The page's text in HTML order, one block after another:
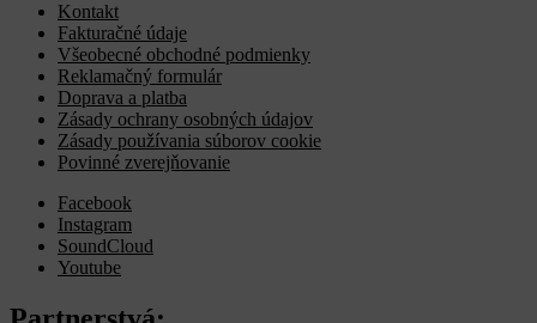
Kontakt
Fakturačné údaje
Všeobecné obchodné podmienky
Reklamačný formulár
Doprava a platba
Zásady ochrany osobných údajov
Zásady používania súborov cookie
Povinné zverejňovanie
Facebook
Instagram
SoundCloud
Youtube